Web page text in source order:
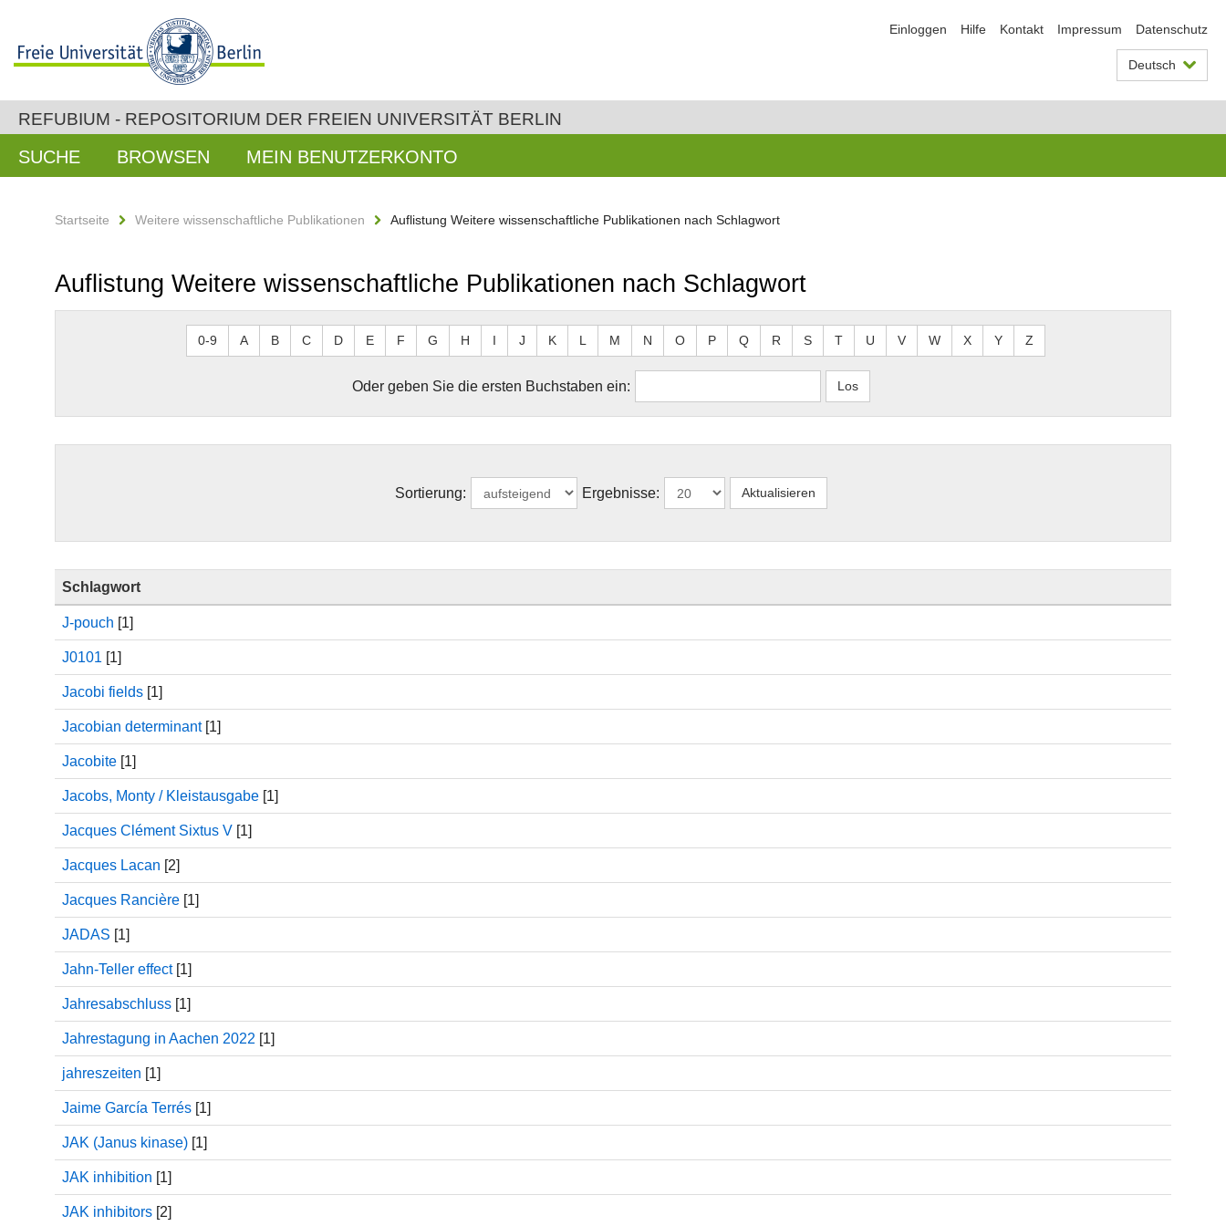
Einloggen Hilfe Kontakt Impressum Datenschutz
Deutsch
REFUBIUM - REPOSITORIUM DER FREIEN UNIVERSITÄT BERLIN
SUCHE BROWSEN MEIN BENUTZERKONTO
Startseite Weitere wissenschaftliche Publikationen Auflistung Weitere wissenschaftliche Publikationen nach Schlagwort
Auflistung Weitere wissenschaftliche Publikationen nach Schlagwort
0-9 A B C D E F G H I J K L M N O P Q R S T U V W X Y Z
Oder geben Sie die ersten Buchstaben ein:
Sortierung: Ergebnisse:
Schlagwort
J-pouch [1]
J0101 [1]
Jacobi fields [1]
Jacobian determinant[1]
Jacobite [1]
Jacobs, Monty / Kleistausgabe [1]
Jacques Clément Sixtus V [1]
Jacques Lacan [2]
Jacques Rancière [1]
JADAS [1]
Jahn-Teller effect[1]
Jahresabschluss [1]
Jahrestagung in Aachen 2022 [1]
jahreszeiten [1]
Jaime García Terrés [1]
JAK (Janus kinase) [1]
JAK inhibition [1]
JAK inhibitors [2]